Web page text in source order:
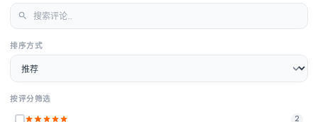
排序方式
按评分筛选
2